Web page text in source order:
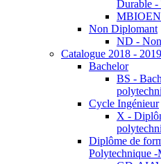
Durable
Non Diplomant
ND -
Catalogue 2018 - 2019
Bachelor
BS -
Cycle Ingénieur
X -
Diplôme de
Polytechnique